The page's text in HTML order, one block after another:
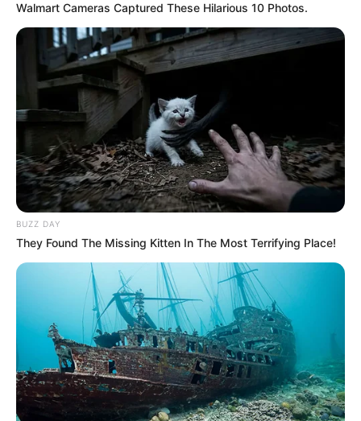
COMPARTIR
UNIRSE AL CANAL DE WHATSAPP
Los más fieles amantes del vallenato en Colombia no
podrán olvidar que
en el año 2005 en las emisoras no
paraban de sonar los éxitos de Kaleth Morales, quien en
su corta trayectoria musical logró darle un giro al género
marcando el inicio de lo que hoy se conoce como la
'nueva ola'.
Le puede interesar:
desobedeció a su padre y grabó su primera canción
Kaleth, sin duda, tenía un don único para componer y esto
lo llevó a marcar diferencia dentro de la industria
así, que sus letras eran apetecidas por otros cantantes
que buscaban su primer sencillo.
Walmart Cameras Captured These Hilarious 10 Photos.
BUZZ DAY
They Found The Missing Kitten In The Most Terrifying Place!